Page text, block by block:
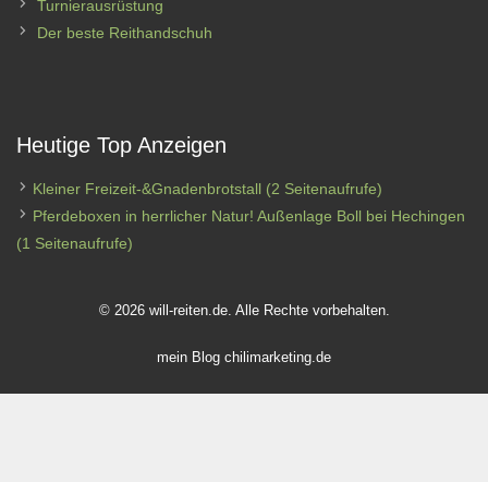
Turnierausrüstung
Der beste Reithandschuh
Heutige Top Anzeigen
Kleiner Freizeit-&Gnadenbrotstall (2 Seitenaufrufe)
Pferdeboxen in herrlicher Natur! Außenlage Boll bei Hechingen
(1 Seitenaufrufe)
© 2026 will-reiten.de. Alle Rechte vorbehalten.
mein Blog chilimarketing.de